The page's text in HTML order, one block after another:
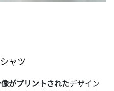
ャツ
がプリントされたデザイン